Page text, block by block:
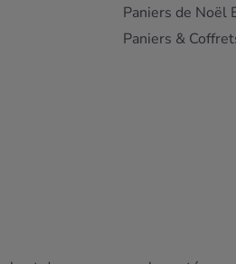
Paniers de Noël
Paniers &